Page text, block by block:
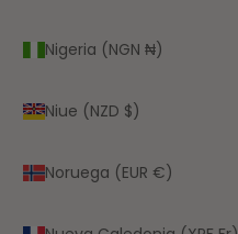
Nigeria (NGN ₦)
Niue (NZD $)
Noruega (EUR €)